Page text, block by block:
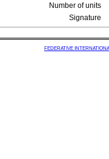
Number of units
Signature
FEDERATIVE